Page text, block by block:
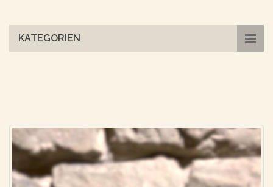
KATEGORIEN